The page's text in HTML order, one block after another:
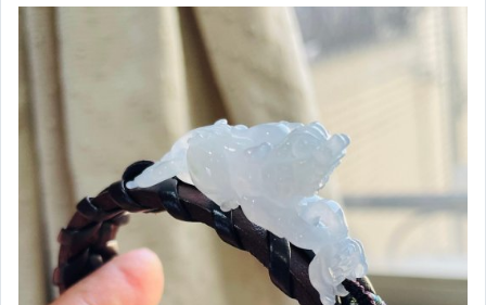
翡翠３０００～５９９９元
翡翠６０００～９９９９元
翡翠３００００元以上
手鐲／正圈．平安鐲
手鐲／圓條．圓骨鐲
手鐲／貴妃鐲